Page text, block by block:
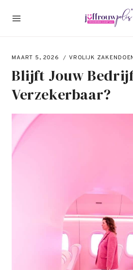
naar
MAART 5, 2026 VROLIJK
Blijft Jouw
Verzekerbaar?